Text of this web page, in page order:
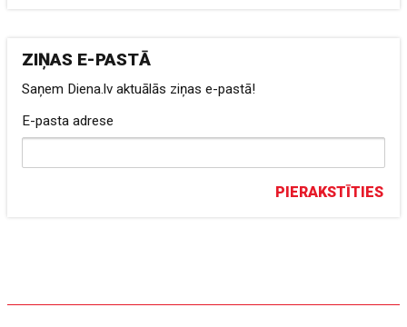
ZIŅAS E-PASTĀ
Saņem Diena.lv aktuālās ziņas e-pastā!
E-pasta adrese
PIERAKSTĪTIES